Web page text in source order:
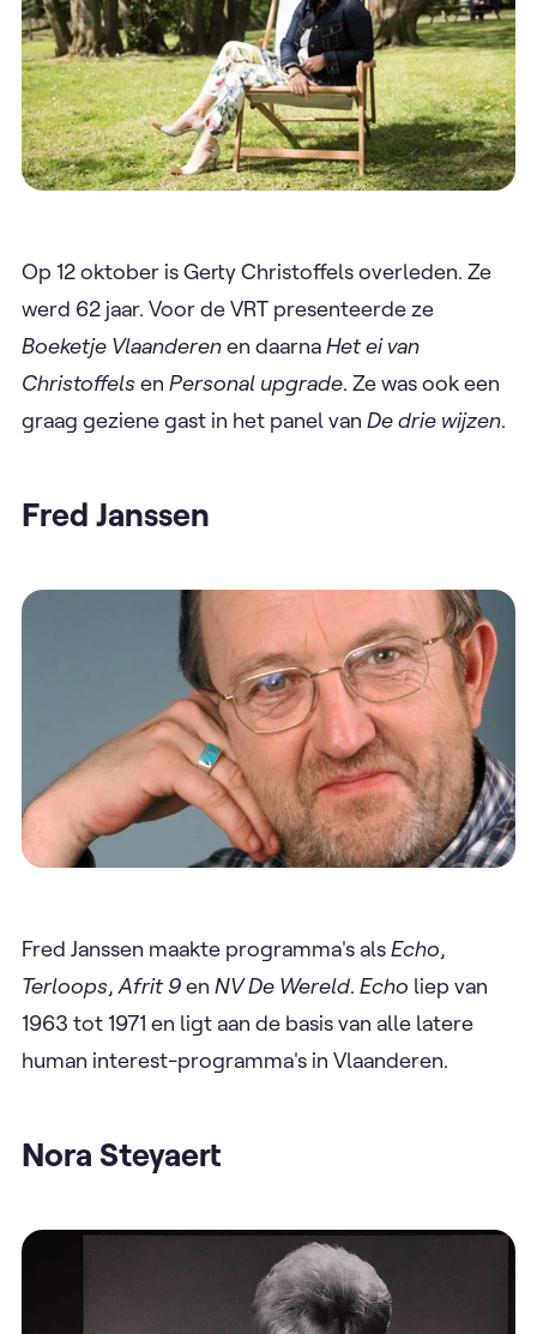
Op 12 oktober is Gerty Christoffels overleden. Ze
werd 62 jaar. Voor de VRT presenteerde ze
Boeketje Vlaanderenen daarnaHet ei van
Christoffelsen Personal upgrade. Ze was ook een
graag geziene gast in het panel van De drie wijzen.
Fred Janssen
Fred Janssen maakte programma's alsEcho,
Terloops,Afrit 9en NV De Wereld. Echo liep van
1963 tot 1971 en ligt aan de basis van alle latere
human interest-programma's in Vlaanderen.
Nora Steyaert